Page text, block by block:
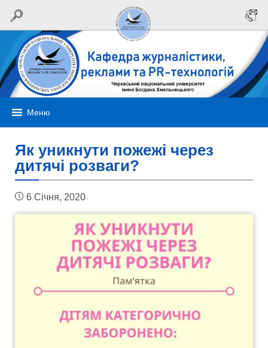
Меню
Як уникнути пожежі через
дитячі розваги?
6 Січня, 2020